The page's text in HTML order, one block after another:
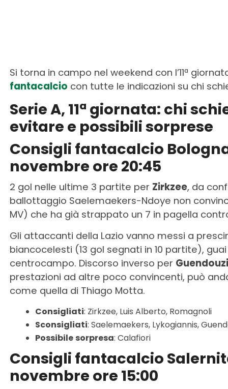
Si torna in campo nel weekend con l’11ª
fantacalcio con tutte le indicazioni su chi
Serie A, 11ª giornata: chi
evitare e possibili sorprese
Consigli fantacalcio
novembre ore 20:45
2 gol nelle ultime 3 partite per Zirkzee, da
ballottaggio Saelemaekers-Ndoye non
MV) che ha già strappato un 7 in pagella
Gli attaccanti della Lazio vanno messi a
biancocelesti (13 gol segnati in 10 partite),
centrocampo. Discorso inverso per Guendouzi
prestazioni ad altre poco convincenti, può
come quella di Thiago Motta.
Consigliati: Zirkzee, Luis Alberto, Romagnoli
Sconsigliati: Saelemaekers, Lykogiannis,
Possibile sorpresa: Calafiori
Consigli fantacalcio
novembre ore 15:00